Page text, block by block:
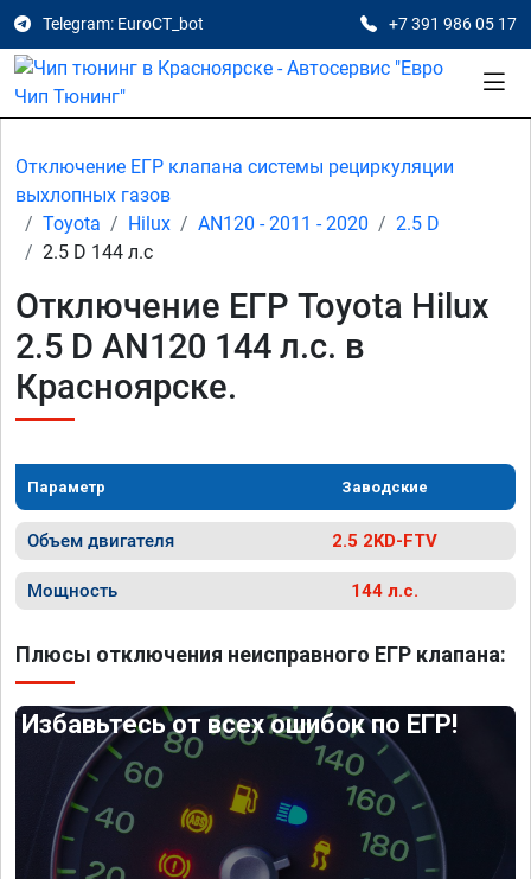
Telegram: EuroCT_bot +7 391 986 05 17
Отключение ЕГР клапана системы рециркуляции
выхлопных газов
Toyota
Hilux AN120 - 2011 - 2020
2.5 D
2.5 D 144 л.с
Отключение ЕГР Toyota Hilux
2.5 D AN120 144 л.с. в
Красноярске.
Параметр Заводские
Объем двигателя 2.5 2KD-FTV
Мощность 144 л.с.
Плюсы отключения неисправного ЕГР клапана:
Избавьтесь от всех ошибок по ЕГР!